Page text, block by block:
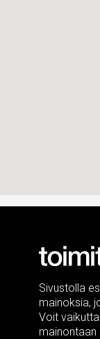
Sivustolla
mainoksia,
Voit